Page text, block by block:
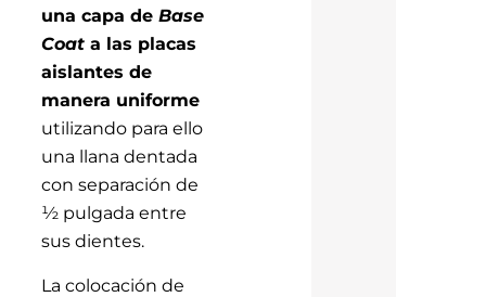
una capa de Base
Coata las placas
aislantes de
manera uniforme
utilizando para ello
una llana dentada
con separación de
½ pulgada entre
sus dientes.
La colocación de